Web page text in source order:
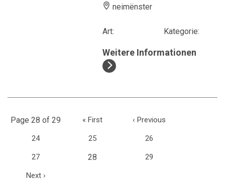
neimënster
Art: Kategorie:
Weitere Informationen
Page 28 of 29 « First ‹ Previous
24 25 26
27 28 29
Next ›